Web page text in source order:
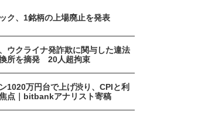
ク、1銘柄の上場廃止を発表
ウクライナ発詐欺に関与した違法
所を摘発 20人超拘束
1020万円台で上げ渋り、CPIと利
焦点｜bitbankアナリスト寄稿